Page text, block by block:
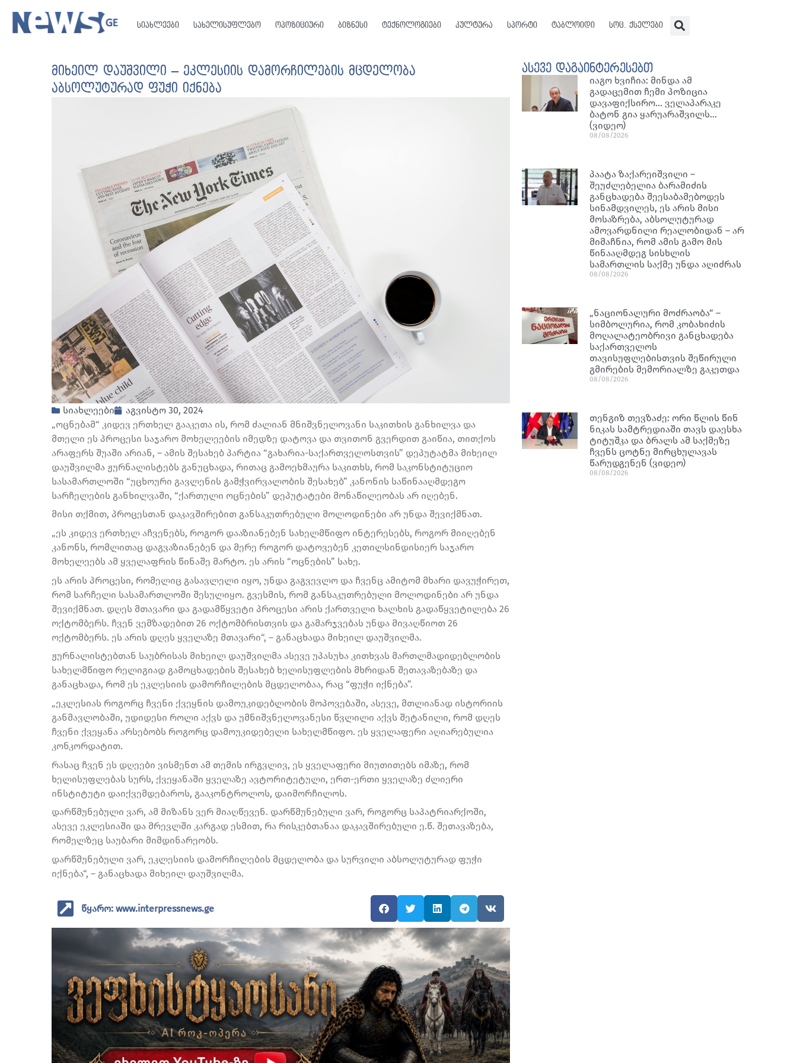
სიახლეები სახელისუფლებო ოპოზიციური ბიზნესი ტექნოლოგიები კულტურა სპორტი ტაბლოიდი სოც. ქსელები
მიხეილ დაუშვილი – ეკლესიის დამორჩილების მცდელობა
აბსოლუტურად ფუჭი იქნება
სიახლეები
აგვისტო 30, 2024
„ოცნებამ“ კიდევ ერთხელ გააკეთა ის, რომ ძალიან მნიშვნელოვანი საკითხის განხილვა და
მთელი ეს პროცესი საჯარო მოხელეების იმედზე დატოვა და თვითონ გვერდით გაიწია, თითქოს
არაფერს შუაში არიან, – ამის შესახებ პარტია “გახარია-საქართველოსთვის” დეპუტატმა მიხეილ
დაუშვილმა ჟურნალისტებს განუცხადა, რითაც გამოეხმაურა საკითხს, რომ საკონსტიტუციო
სასამართლოში “უცხოური გავლენის გამჭვირვალობის შესახებ” კანონის საწინააღმდეგო
სარჩელების განხილვაში, “ქართული ოცნების” დეპუტატები მონაწილეობას არ იღებენ.
მისი თქმით, პროცესთან დაკავშირებით განსაკუთრებული მოლოდინები არ უნდა შევიქმნათ.
„ეს კიდევ ერთხელ აჩვენებს, როგორ დააზიანებენ სახელმწიფო ინტერესებს, როგორ მიიღებენ
კანონს, რომლითაც დაგვაზიანებენ და მერე როგორ დატოვებენ კეთილსინდისიერ საჯარო
მოხელეებს ამ ყველაფრის წინაშე მარტო. ეს არის “ოცნების” სახე.
ეს არის პროცესი, რომელიც გასავლელი იყო, უნდა გაგვევლო და ჩვენც ამიტომ მხარი დავუჭირეთ,
რომ სარჩელი სასამართლოში შესულიყო. გვესმის, რომ განსაკუთრებული მოლოდინები არ უნდა
შევიქმნათ. დღეს მთავარი და გადამწყვეტი პროცესი არის ქართველი ხალხის გადაწყვეტილება 26
ოქტომბერს. ჩვენ ვემზადებით 26 ოქტომბრისთვის და გამარჯვებას უნდა მივაღწიოთ 26
ოქტომბერს. ეს არის დღეს ყველაზე მთავარი“, – განაცხადა მიხეილ დაუშვილმა.
ჟურნალისტებთან საუბრისას მიხეილ დაუშვილმა ასევე უპასუხა კითხვას მართლმადიდებლობის
სახელმწიფო რელიგიად გამოცხადების შესახებ ხელისუფლების მხრიდან შეთავაზებაზე და
განაცხადა, რომ ეს ეკლესიის დამორჩილების მცდელობაა, რაც “ფუჭი იქნება”.
„ეკლესიას როგორც ჩვენი ქვეყნის დამოუკიდებლობის მოპოვებაში, ასევე, მთლიანად ისტორიის
განმავლობაში, უდიდესი როლი აქვს და უმნიშვნელოვანესი წვლილი აქვს შეტანილი, რომ დღეს
ჩვენი ქვეყანა არსებობს როგორც დამოუკიდებელი სახელმწიფო. ეს ყველაფერი აღიარებულია
კონკორდატით.
რასაც ჩვენ ეს დღეები ვისმენთ ამ თემის ირგვლივ, ეს ყველაფერი მიუთითებს იმაზე, რომ
ხელისუფლებას სურს, ქვეყანაში ყველაზე ავტორიტეტული, ერთ-ერთი ყველაზე ძლიერი
ინსტიტუტი დაიქვემდებაროს, გააკონტროლოს, დაიმორჩილოს.
დარწმუნებული ვარ, ამ მიზანს ვერ მიაღწევენ. დარწმუნებული ვარ, როგორც საპატრიარქოში,
ასევე ეკლესიაში და მრევლში კარგად ესმით, რა რისკებთანაა დაკავშირებული ე.წ. შეთავაზება,
რომელზეც საუბარი მიმდინარეობს.
დარწმუნებული ვარ, ეკლესიის დამორჩილების მცდელობა და სურვილი აბსოლუტურად ფუჭი
იქნება“, – განაცხადა მიხეილ დაუშვილმა.
წყარო: www.interpressnews.ge
ასევე დაგაინტერესებთ
იაგო ხვიჩია: მინდა ამ
გადაცემით ჩემი პოზიცია
დავაფიქსირო… ველაპარაკე
ბატონ გია ყარუარაშვილს…
(ვიდეო)
08/08/2026
პაატა ზაქარეიშვილი –
შეუძლებელია ბარამიძის
განცხადება შეესაბამებოდეს
სინამდვილეს, ეს არის მისი
მოსაზრება, აბსოლუტურად
ამოვარდნილი რეალობიდან – არ
მიმაჩნია, რომ ამის გამო მის
წინააღმდეგ სისხლის
სამართლის საქმე უნდა აღიძრას
08/08/2026
„ნაციონალური მოძრაობა“ –
სიმბოლურია, რომ კობახიძის
მოღალატეობრივი განცხადება
საქართველოს
თავისუფლებისთვის შეწირული
გმირების მემორიალზე გაკეთდა
08/08/2026
თენგიზ თევზაძე: ორი წლის წინ
ნიკას სამტრედიაში თავს დაესხა
ტიტუშკა და ბრალს ამ საქმეზე
ჩვენს ცოტნე მირცხულავას
წარუდგენენ (ვიდეო)
08/08/2026